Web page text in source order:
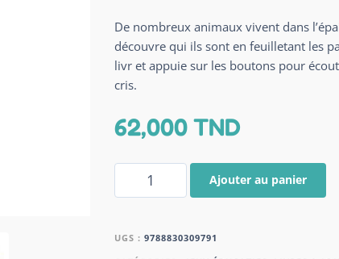
De nombreux animaux vivent dans
découvre qui ils sont en feuilletant les
livr et appuie sur les boutons pour
cris.
62,000TND
Ajouter au panier
UGS : 9788830309791